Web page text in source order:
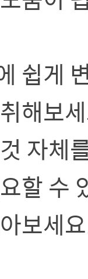
쉽게
해보
자체
할 수
보세